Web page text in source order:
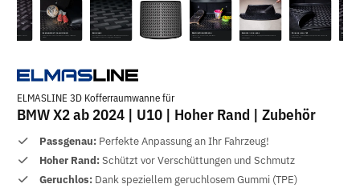
ELMASLINE 3D Kofferraumwanne für
BMW X2 ab 2024 | U10 | Hoher Rand | Zubehör
Passgenau: Perfekte Anpassung an Ihr Fahrzeug!
Hoher Rand:Schützt vor Verschüttungen und Schmutz
Geruchlos: Dank speziellem geruchlosem Gummi (TPE)